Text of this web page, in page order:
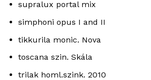
supralux portal mix
simphoni opus I and II
tikkurila monic. Nova
toscana szin. Skála
trilak homl.szink. 2010